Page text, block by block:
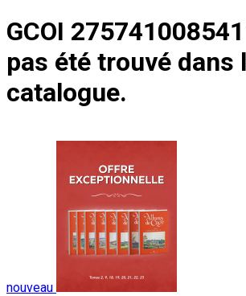
GCOI
pas été trouvé dans
catalogue.
nouveau